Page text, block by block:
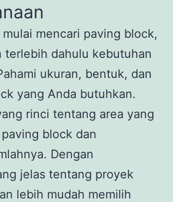
mencari paving block,
terlebih dahulu kebutuhan
ukuran, bentuk, dan
yang Anda butuhkan.
rinci tentang area yang
block dan
Dengan
jelas tentang proyek
lebih mudah memilih